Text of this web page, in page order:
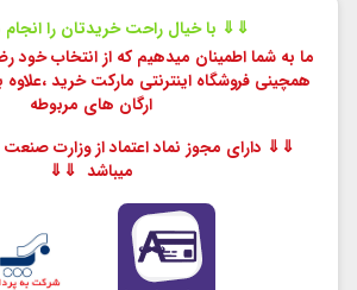
⇓⇓ با خیال راحت خریدتان را
ما به شما اطمینان میدهیم که از انتخاب خود
همچینی فروشگاه اینترنتی مارکت خرید ،
ارگان های مربوطه
⇓⇓ دارای مجوز نماد اعتماد از وزارت
میباشد ⇓⇓